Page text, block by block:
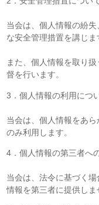
当会は、個人情報の紛
な安全管理措置を講じま
また、個人情報を取り
督を行います。
3．個人情報の利用につ
当会は、個人情報をあ
のみ利用します。
4．個人情報の第三者へ
当会は、法令に基づく
情報を第三者に提供しま